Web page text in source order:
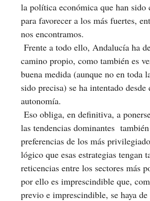
la política económica que han sido
para favorecer a los más fuertes,
nos encontramos.
Frente a todo ello, Andalucía ha
camino propio, como también es
buena medida (aunque no en toda
sido precisa) se ha intentado desde
autonomía.
Eso obliga, en definitiva, a
las tendencias dominantes
preferencias de los más
lógico que esas estrategias tengan
reticencias entre los sectores más
por ello es imprescindible que,
previo e imprescindible, se haya de